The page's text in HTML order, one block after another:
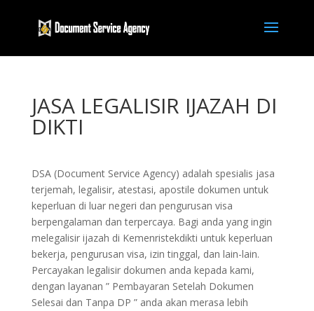
JASA LEGALISIR IJAZAH DI
DIKTI
DSA (Document Service Agency) adalah spesialis jasa
terjemah, legalisir, atestasi, apostile dokumen untuk
keperluan di luar negeri dan pengurusan visa
berpengalaman dan terpercaya. Bagi anda yang ingin
melegalisir ijazah di Kemenristekdikti untuk keperluan
bekerja, pengurusan visa, izin tinggal, dan lain-lain.
Percayakan legalisir dokumen anda kepada kami,
dengan layanan ” Pembayaran Setelah Dokumen
Selesai dan Tanpa DP ” anda akan merasa lebih